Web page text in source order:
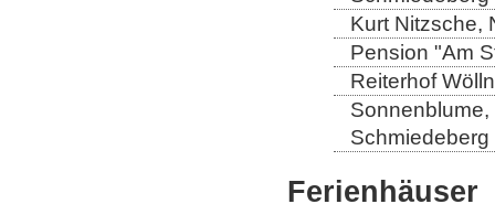
Kurt Nitzsche,
Pension "Am
Reiterhof
Sonnenblume,
Schmiedeberg
Ferienhäuser